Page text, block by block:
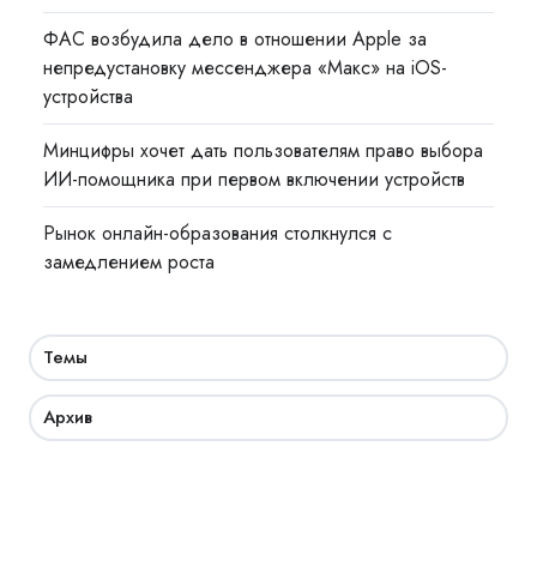
ФАС возбудила дело в отношении Apple за
непредустановку мессенджера «Макс» на iOS-
устройства
Минцифры хочет дать пользователям право выбора
ИИ-помощника при первом включении устройств
Рынок онлайн-образования столкнулся с
замедлением роста
Темы
Архив